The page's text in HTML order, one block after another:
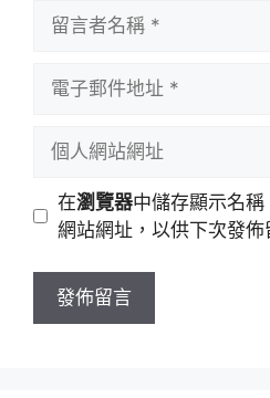
址
站
址
在瀏覽器中儲存顯示名稱
網站網址，以供下次發佈